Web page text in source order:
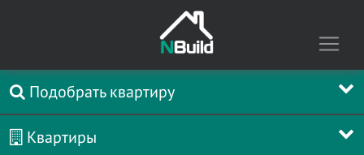
Подобрать квартиру
Квартиры